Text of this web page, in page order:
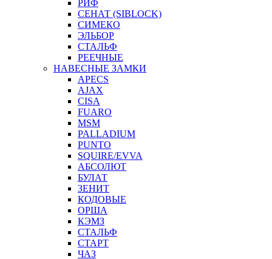
РИФ
СЕНАТ (SIBLOCK)
СИМЕКО
ЭЛЬБОР
СТАЛЬФ
РЕЕЧНЫЕ
НАВЕСНЫЕ ЗАМКИ
APECS
AJAX
CISA
FUARO
MSM
PALLADIUM
PUNTO
SQUIRE/EVVA
АБСОЛЮТ
БУЛАТ
ЗЕНИТ
КОДОВЫЕ
ОРША
КЭМЗ
СТАЛЬФ
СТАРТ
ЧАЗ